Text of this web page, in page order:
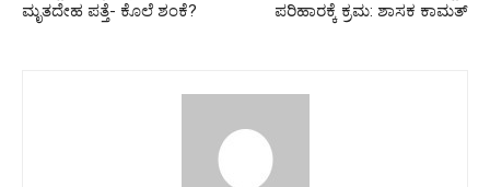
ಮೃತದೇಹ ಪತ್ತೆ- ಕೊಲೆ ಶಂಕೆ?
ಪರಿಹಾರಕ್ಕೆ ಕ್ರಮ: ಶಾಸಕ ಕಾಮತ್